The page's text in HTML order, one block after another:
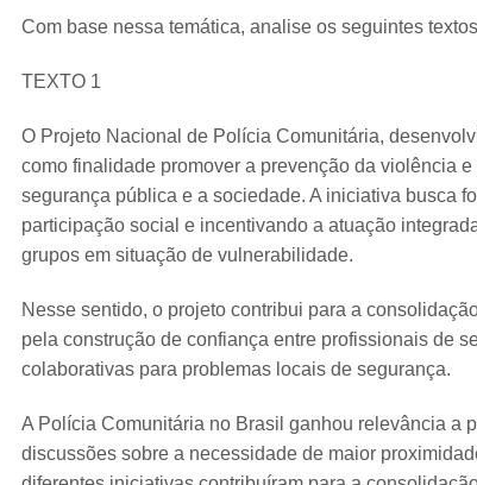
Com base nessa temática, analise os seguintes
TEXTO 1
O Projeto Nacional de Polícia Comunitária,
como finalidade promover a prevenção da violência
segurança pública e a sociedade. A iniciativa busca
participação social e incentivando a atuação
grupos em situação de vulnerabilidade.
Nesse sentido, o projeto contribui para a
pela construção de confiança entre profissionais de
colaborativas para problemas locais de segurança.
A Polícia Comunitária no Brasil ganhou relevância a
discussões sobre a necessidade de maior